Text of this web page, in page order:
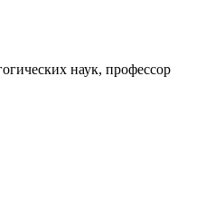
наук, профессор